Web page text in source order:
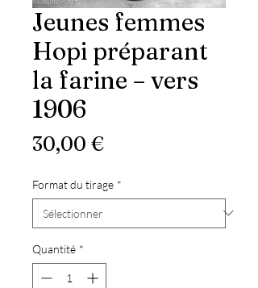
Jeunes femmes
Hopi préparant
la farine – vers
1906
30,00 €Prix
Format du tirage *
Quantité *